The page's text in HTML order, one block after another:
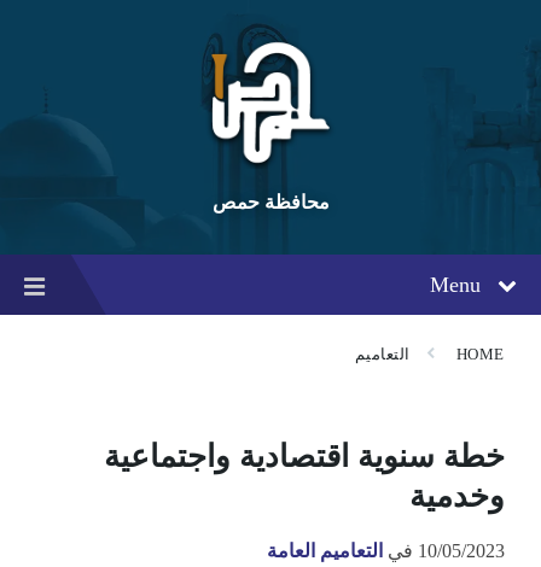
content
main
navigation
footer
محافظة حمص
Menu
HOME التعاميم
خطة سنوية اقتصادية واجتماعية
وخدمية
10/05/2023 في التعاميم العامة